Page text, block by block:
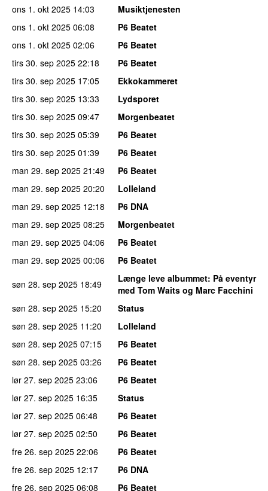
ons 1. okt 2025 14:03
Musiktjenesten
ons 1. okt 2025 06:08
P6 Beatet
ons 1. okt 2025 02:06
P6 Beatet
tirs 30. sep 2025 22:18
P6 Beatet
tirs 30. sep 2025 17:05
Ekkokammeret
tirs 30. sep 2025 13:33
Lydsporet
tirs 30. sep 2025 09:47
Morgenbeatet
tirs 30. sep 2025 05:39
P6 Beatet
tirs 30. sep 2025 01:39
P6 Beatet
man 29. sep 2025 21:49
P6 Beatet
man 29. sep 2025 20:20
Lolleland
man 29. sep 2025 12:18
P6 DNA
man 29. sep 2025 08:25
Morgenbeatet
man 29. sep 2025 04:06
P6 Beatet
man 29. sep 2025 00:06
P6 Beatet
søn 28. sep 2025 18:49 Længe leve albummet: På eventyr
med Tom Waits og Marc Facchini
søn 28. sep 2025 15:20
Status
søn 28. sep 2025 11:20
Lolleland
søn 28. sep 2025 07:15
P6 Beatet
søn 28. sep 2025 03:26
P6 Beatet
lør 27. sep 2025 23:06
P6 Beatet
lør 27. sep 2025 16:35
Status
lør 27. sep 2025 06:48
P6 Beatet
lør 27. sep 2025 02:50
P6 Beatet
fre 26. sep 2025 22:06
P6 Beatet
fre 26. sep 2025 12:17
P6 DNA
fre 26. sep 2025 06:08
P6 Beatet